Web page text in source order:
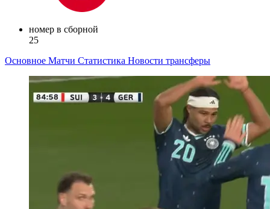
номер в сборной
25
Основное Матчи Статистика Новости трансферы